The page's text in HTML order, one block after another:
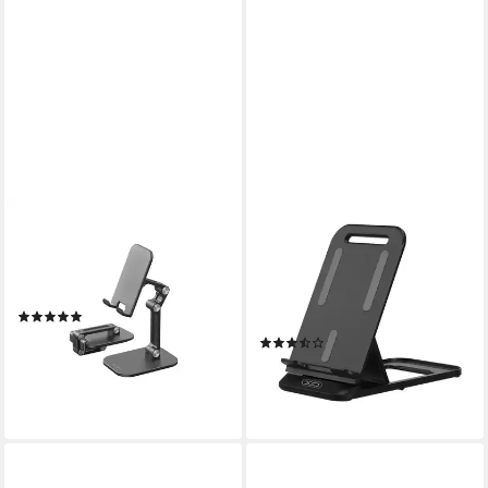
Handy-Halterung Tablet
Smartphone Halterung
Ständer klappbar
ab 14,95 €
lieferbar - in 2-3 Werktagen bei dir
Smartphone-Halterung C73,
(bis 7 Zoll, 1-teilig, Faltbarer
Tischständer mit Anti Rutsch
Basis und verstellbarem
Winkel)
(2)
6,95 € UVP 10,95 €
-37%